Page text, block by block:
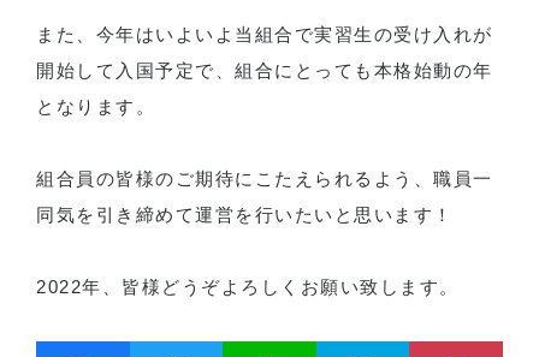
また、今年はいよいよ当組合で実習生の受け入れが
開始して入国予定で、組合にとっても本格始動の年
となります。
組合員の皆様のご期待にこたえられるよう、職員一
同気を引き締めて運営を行いたいと思います！
2022年、皆様どうぞよろしくお願い致します。